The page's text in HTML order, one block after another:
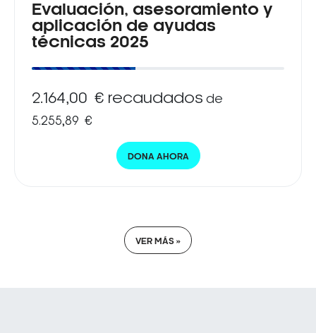
Evaluación, asesoramiento y
aplicación de ayudas
técnicas 2025
2.164,00 € recaudados de
5.255,89 €
DONA AHORA
VER MÁS »